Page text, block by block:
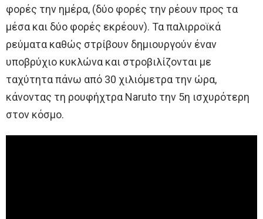
φορές την ημέρα, (δύο φορές την ρέουν προς τα
μέσα και δύο φορές εκρέουν). Τα παλιρροϊκά
ρεύματα καθώς στρίβουν δημιουργούν έναν
υποβρύχιο κυκλώνα και στροβιλίζονται με
ταχύτητα πάνω από 30 χιλιόμετρα την ώρα,
κάνοντας τη ρουφήχτρα Naruto την 5η ισχυρότερη
στον κόσμο.